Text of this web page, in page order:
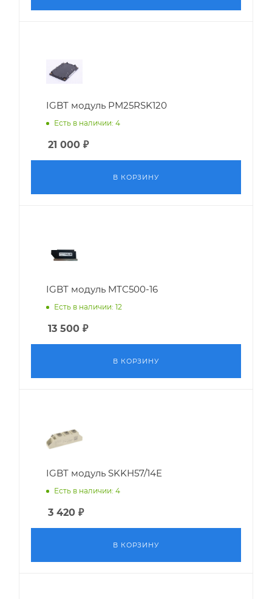
IGBT модуль PM25RSK120
Есть в наличии: 4
21 000 ₽
В КОРЗИНУ
IGBT модуль MTC500-16
Есть в наличии: 12
13 500 ₽
В КОРЗИНУ
IGBT модуль SKKH57/14E
Есть в наличии: 4
3 420 ₽
В КОРЗИНУ